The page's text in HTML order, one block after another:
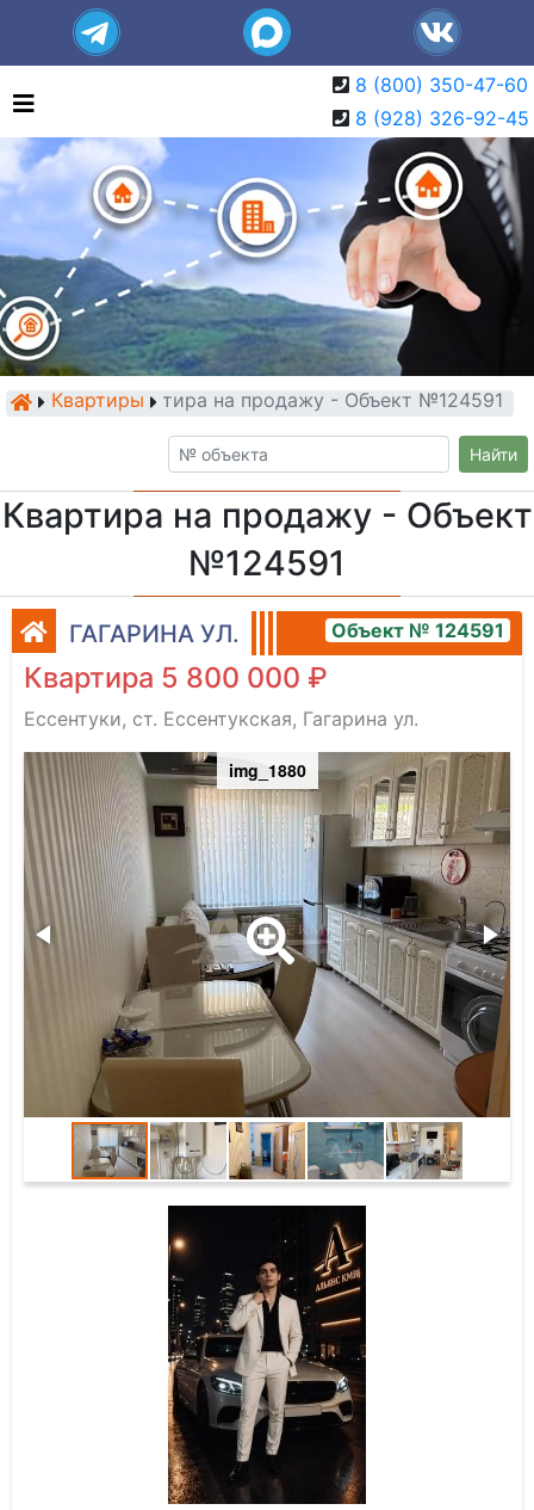
8 (800) 350-47-60
8 (928) 326-92-45
КвартирыКвартира на продажу - Объект №124591
Найти
Квартира на продажу - Объект
№124591
ГАГАРИНА УЛ. Объект № 124591
Квартира 5 800 000 ₽
Ессентуки, ст. Ессентукская, Гагарина ул.
img_1880